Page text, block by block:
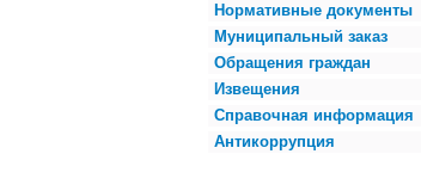
Нормативные документы
Муниципальный заказ
Обращения граждан
Извещения
Справочная информация
Антикоррупция